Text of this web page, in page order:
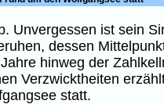
Unvergessen ist sein
dessen
hinweg der
Verzwicktheiten
statt.